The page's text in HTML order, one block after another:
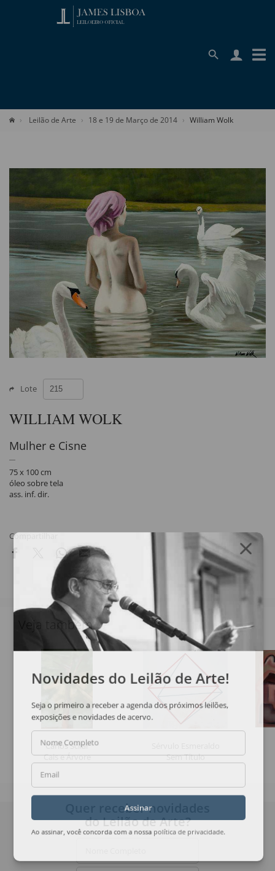
Leilão de Arte 18 e 19 de Março de 2014 William Wolk
Lote
WILLIAM WOLK
Mulher e Cisne
75 x 100 cm
óleo sobre tela
ass. inf. dir.
Compartilhar
Veja também
Carlos Scliar
Cais e Árvore
Sem Título
Novidades do Leilão de Arte!
Seja o primeiro a receber a agenda dos próximos leilões,
exposições e novidades de acervo.
Nome Completo
Email
Assinar
Ao assinar, você concorda com a nossa política de privacidade
Quer receber novidades
do Leilão de Arte?